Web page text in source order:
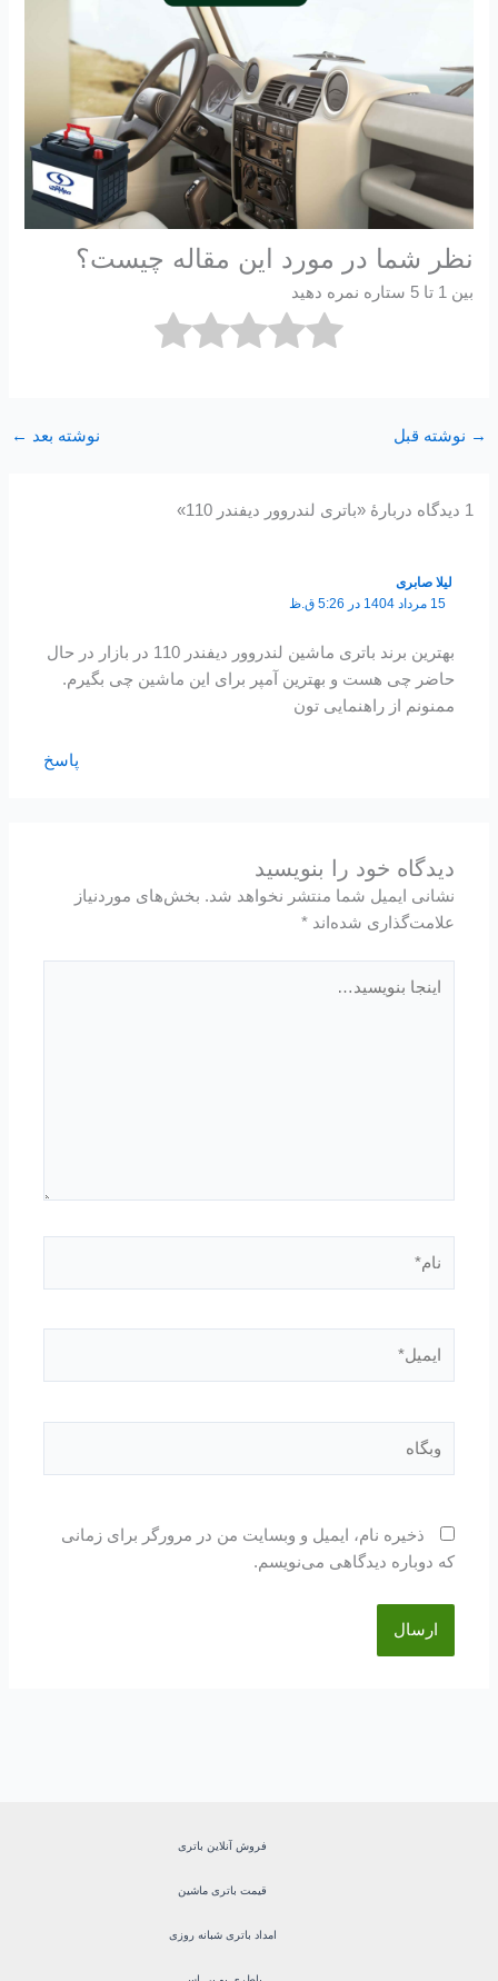
نظر شما در مورد این مقاله چیست؟
بین 1 تا 5 ستاره نمره دهید
→ نوشته قبل نوشته بعد ←
1 دیدگاه دربارهٔ «باتری لندروور دیفندر 110»
لیلا صابری
15 مرداد 1404 در 5:26 ق.ظ
بهترین برند باتری ماشین لندروور دیفندر 110 در بازار در حال
حاضر چی هست و بهترین آمپر برای این ماشین چی بگیرم.
ممنونم از راهنمایی ‌تون
پاسخ
دیدگاه‌ خود را بنویسید
نشانی ایمیل شما منتشر نخواهد شد. بخش‌های موردنیاز
علامت‌گذاری شده‌اند*
بنویسید…
ذخیره نام، ایمیل و وبسایت من در مرورگر برای زمانی
که دوباره دیدگاهی می‌نویسم.
فروش آنلاین باتری
قیمت باتری ماشین
امداد باتری شبانه روزی